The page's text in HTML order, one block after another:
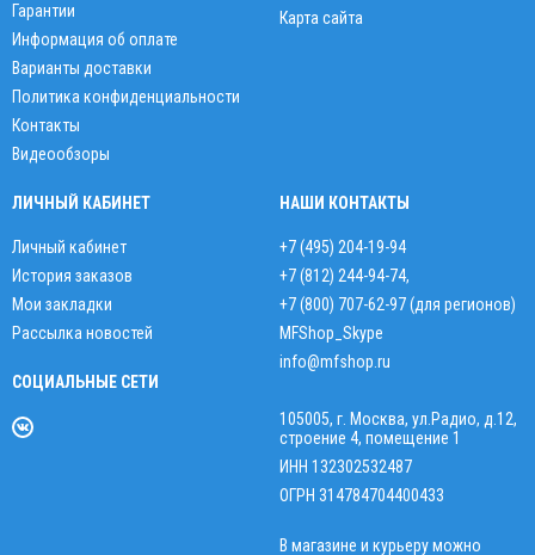
Гарантии
Информация об оплате
Варианты доставки
Политика конфиденциальности
Контакты
Видеообзоры
Карта сайта
ЛИЧНЫЙ КАБИНЕТ
Личный кабинет
История заказов
Мои закладки
Рассылка новостей
СОЦИАЛЬНЫЕ СЕТИ
НАШИ КОНТАКТЫ
+7 (495) 204-19-94
+7 (812) 244-94-74,
+7 (800) 707-62-97 (для регионов)
MFShop_Skype
info@mfshop.ru
105005, г. Москва, ул.Радио, д.12,
строение 4, помещение 1
ИНН 132302532487
ОГРН 314784704400433
В магазине и курьеру можно